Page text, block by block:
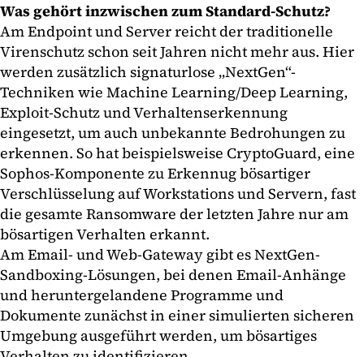
Was gehört inzwischen zum Standard-Schutz?
Am Endpoint und Server reicht der traditionelle
Virenschutz schon seit Jahren nicht mehr aus. Hier
werden zusätzlich signaturlose „NextGen“-
Techniken wie Machine Learning/Deep Learning,
Exploit-Schutz und Verhaltenserkennung
eingesetzt, um auch unbekannte Bedrohungen zu
erkennen. So hat beispielsweise CryptoGuard, eine
Sophos-Komponente zu Erkennug bösartiger
Verschlüsselung auf Workstations und Servern, fast
die gesamte Ransomware der letzten Jahre nur am
bösartigen Verhalten erkannt.
Am Email- und Web-Gateway gibt es NextGen-
Sandboxing-Lösungen, bei denen Email-Anhänge
und heruntergelandene Programme und
Dokumente zunächst in einer simulierten sicheren
Umgebung ausgeführt werden, um bösartiges